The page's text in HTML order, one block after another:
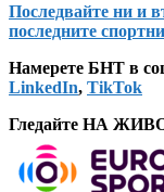
Последвайте ни и
последните
Намерете БНТ в
LinkedIn, TikTok
Гледайте НА ЖИВО